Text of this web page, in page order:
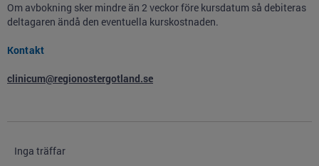
Om avbokning sker mindre än 2 veckor före kursdatum så debiteras
deltagaren ändå den eventuella kurskostnaden.
Kontakt
clinicum@regionostergotland.se
Inga träffar